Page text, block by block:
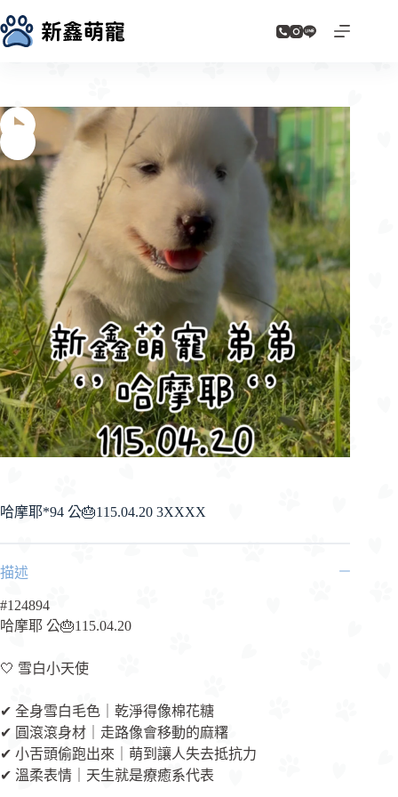
至
容
哈摩耶*94 公🎂115.04.20 3XXXX
描述
#124894
哈摩耶 公🎂115.04.20
🤍 雪白小天使
✔ 全身雪白毛色｜乾淨得像棉花糖
✔ 圓滾滾身材｜走路像會移動的麻糬
✔ 小舌頭偷跑出來｜萌到讓人失去抵抗力
✔ 溫柔表情｜天生就是療癒系代表